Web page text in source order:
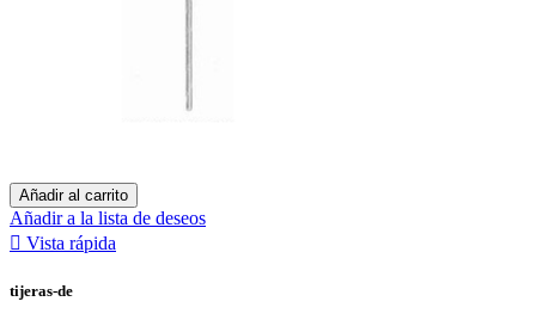
Añadir al carrito
Añadir a la lista de deseos
 Vista rápida
tijeras-de